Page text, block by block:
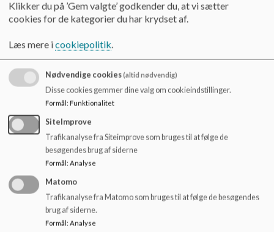
n
Nedenstående link til Undervisningsministeriets statistik om
elevtrivsel:
https://uddannelsesstatistik.dk/Pages/Institutions/18
1009.aspx?dashboard=Trivsel
Dokumenter
Antimobbestrategi Trørødskolen 2019.pdf
Trørødskolen
Gl. Holtevej 2, 2950 Vedbæk
Klikker du på ’Gem valgte’ godkender du, at vi sætter
cookies for de kategorier du har krydset af.
Læs mere icookiepolitik.
Nødvendige cookies(altid nødvendig)
Disse cookies gemmer dine valg om cookieindstillinger.
Formål: Funktionalitet
SiteImprove
Trafikanalyse fra Siteimprove som bruges til at følge de
besøgendes brug af siderne
Formål: Analyse
Matomo
Trafikanalyse fra Matomo som bruges til at følge de besøgendes
brug af siderne.
Formål: Analyse